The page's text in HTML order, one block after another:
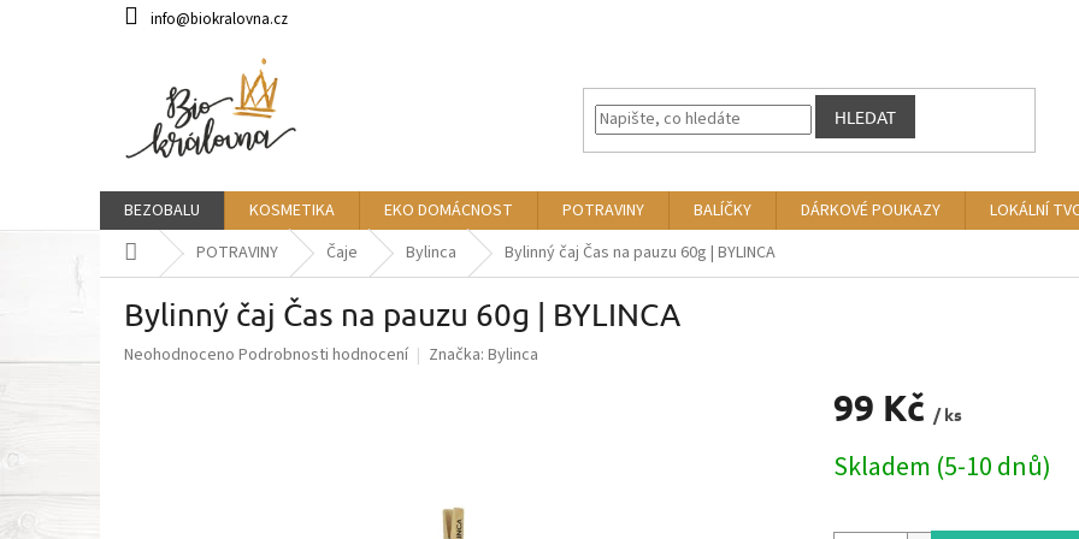
info@biokralovna.cz
HLEDAT
BEZOBALU KOSMETIKA EKO DOMÁCNOST POTRAVINY BALÍČKY DÁRKOVÉ POUKAZY LOKÁLNÍ
Domů POTRAVINY Čaje Bylinca Bylinný čaj Čas na pauzu 60g | BYLINCA
Bylinný čaj Čas na pauzu 60g | BYLINCA
Průměrné
Neohodnoceno Podrobnosti hodnocení Značka: Bylinca
99 Kč / ks
cena:
Skladem (5-10 dnů)